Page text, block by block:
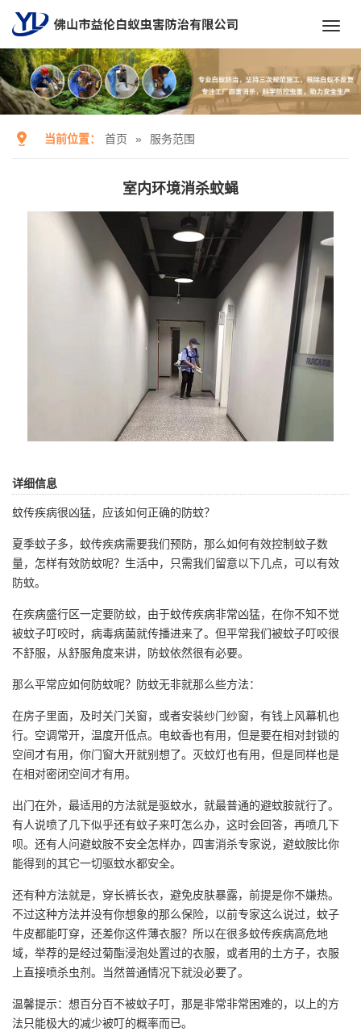
当前位置： 首页 » 服务范围
室内环境消杀蚊蝇
详细信息
蚊传疾病很凶猛，应该如何正确的防蚊？
夏季蚊子多，蚊传疾病需要我们预防，那么如何有效控制蚊子数
量，怎样有效防蚊呢？生活中，只需我们留意以下几点，可以有效
防蚊。
在疾病盛行区一定要防蚊，由于蚊传疾病非常凶猛，在你不知不觉
被蚊子叮咬时，病毒病菌就传播进来了。但平常我们被蚊子叮咬很
不舒服，从舒服角度来讲，防蚊依然很有必要。
那么平常应如何防蚊呢？防蚊无非就那么些方法：
在房子里面，及时关门关窗，或者安装纱门纱窗，有钱上风幕机也
行。空调常开，温度开低点。电蚊香也有用，但是要在相对封锁的
空间才有用，你门窗大开就别想了。灭蚊灯也有用，但是同样也是
在相对密闭空间才有用。
出门在外，最适用的方法就是驱蚊水，就最普通的避蚊胺就行了。
有人说喷了几下似乎还有蚊子来叮怎么办，这时会回答，再喷几下
呗。还有人问避蚊胺不安全怎样办，四害消杀专家说，避蚊胺比你
能得到的其它一切驱蚊水都安全。
还有种方法就是，穿长裤长衣，避免皮肤暴露，前提是你不嫌热。
不过这种方法并没有你想象的那么保险，以前专家这么说过，蚊子
牛皮都能叮穿，还差你这件薄衣服？所以在很多蚊传疾病高危地
域，举荐的是经过菊酯浸泡处置过的衣服，或者用的土方子，衣服
上直接喷杀虫剂。当然普通情况下就没必要了。
温馨提示：想百分百不被蚊子叮，那是非常非常困难的，以上的方
法只能极大的减少被叮的概率而已。